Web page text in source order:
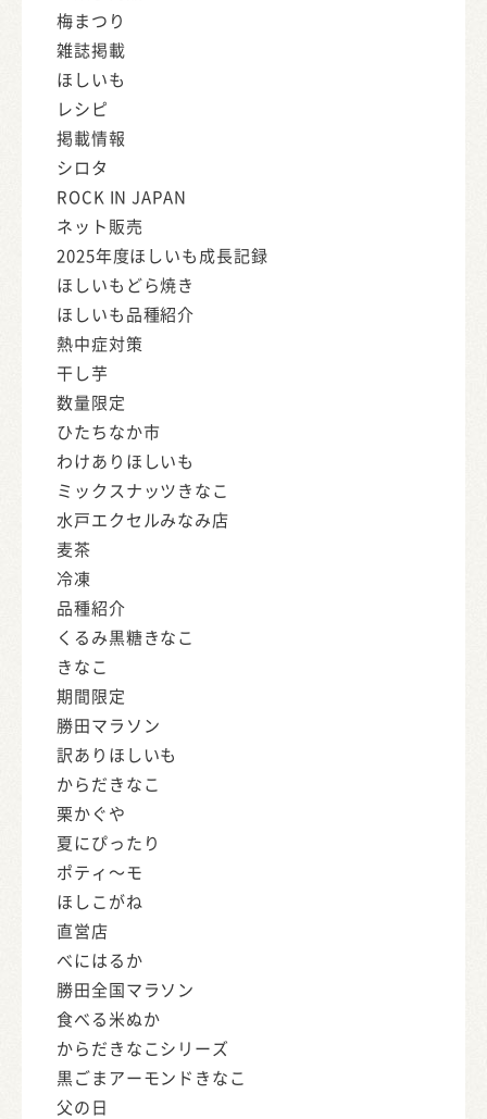
梅まつり
雑誌掲載
ほしいも
レシピ
掲載情報
シロタ
ROCK IN JAPAN
ネット販売
2025年度ほしいも成長記録
ほしいもどら焼き
ほしいも品種紹介
熱中症対策
干し芋
数量限定
ひたちなか市
わけありほしいも
ミックスナッツきなこ
水戸エクセルみなみ店
麦茶
冷凍
品種紹介
くるみ黒糖きなこ
きなこ
期間限定
勝田マラソン
訳ありほしいも
からだきなこ
栗かぐや
夏にぴったり
ポティ～モ
ほしこがね
直営店
べにはるか
勝田全国マラソン
食べる米ぬか
からだきなこシリーズ
黒ごまアーモンドきなこ
父の日